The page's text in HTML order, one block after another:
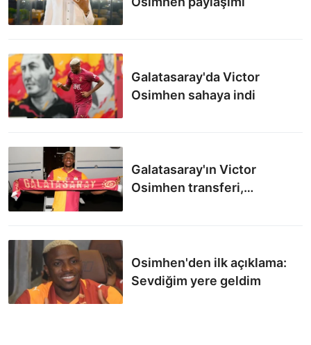
Galatasaray'da Victor
Osimhen sahaya indi
Galatasaray'ın Victor
Osimhen transferi,
Osimhen'den ilk açıklama:
Sevdiğim yere geldim